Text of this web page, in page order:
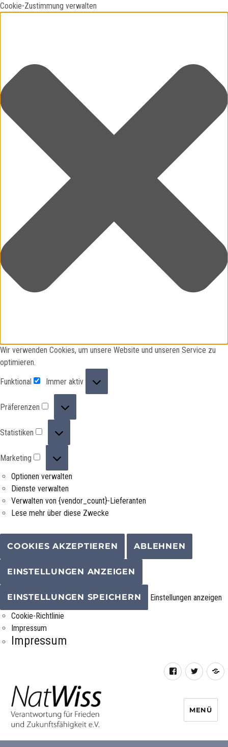
Cookie-Zustimmung verwalten
Wir verwenden Cookies, um unsere Website und unseren Service zu
optimieren.
Funktional
Immer aktiv
Präferenzen
Statistiken
Marketing
Optionen verwalten
Dienste verwalten
Verwalten von {vendor_count}-Lieferanten
Lese mehr über diese Zwecke
COOKIES AKZEPTIEREN ABLEHNEN
EINSTELLUNGEN ANZEIGEN
EINSTELLUNGEN SPEICHERN
Einstellungen anzeigen
Cookie-Richtlinie
Impressum
Impressum
FacebookTwitter
MENÜ